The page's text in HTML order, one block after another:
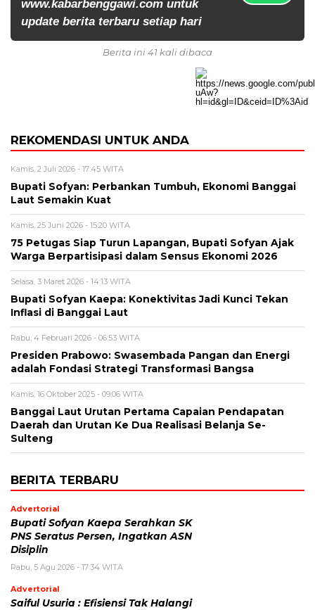
www.kabarbenggawi.com untuk
update berita terbaru setiap hari
Berita ini 41 kali dibaca
REKOMENDASI UNTUK ANDA
Kamis, 2 Juli 2026 - 17:45 WITA
Bupati Sofyan: Perbankan Tumbuh, Ekonomi Banggai
Laut Semakin Kuat
Kamis, 25 Juni 2026 - 15:20 WITA
75 Petugas Siap Turun Lapangan, Bupati Sofyan Ajak
Warga Berpartisipasi dalam Sensus Ekonomi 2026
Selasa, 3 Maret 2026 - 14:13 WITA
Bupati Sofyan Kaepa: Konektivitas Jadi Kunci Tekan
Inflasi di Banggai Laut
Rabu, 4 Februari 2026 - 06:53 WITA
Presiden Prabowo: Swasembada Pangan dan Energi
adalah Fondasi Strategi Transformasi Bangsa
Kamis, 16 Oktober 2025 - 09:06 WITA
Banggai Laut Urutan Pertama Capaian Pendapatan
Daerah dan Urutan Ke Dua Realisasi Belanja Se-
Sulteng
BERITA TERBARU
Advertorial
Bupati Sofyan Kaepa Serahkan SK
PNS Seratus Persen, Ingatkan ASN
Disiplin
Rabu, 5 Agu 2026 - 17:34 WITA
Advertorial
Saiful Usuria : Efisiensi Tak Halangi